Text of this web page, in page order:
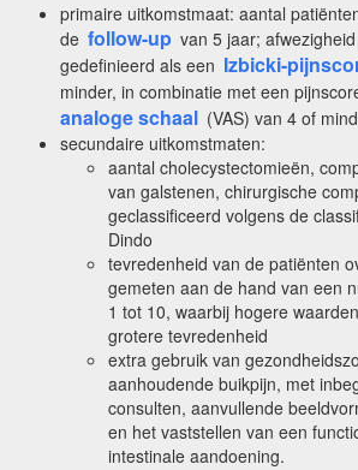
primaire uitkomstmaat: aantal
de follow-up van 5 jaar;
gedefinieerd als een Izbicki-
minder, in combinatie met een
analoge schaal (VAS) van 4 of
secundaire uitkomstmaten:
aantal cholecystectomieën,
van galstenen, chirurgische
geclassificeerd volgens de
Dindo
tevredenheid van de patiënten
gemeten aan de hand van een
1 tot 10, waarbij hogere
grotere tevredenheid
extra gebruik van
aanhoudende buikpijn, met
consulten, aanvullende
en het vaststellen van een
intestinale aandoening.